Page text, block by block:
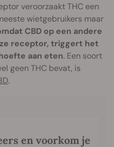
veroorzaakt THC een
wietgebruikers maar
CBD op een andere
receptor, triggert het
aan eten. Een soort
geen THC bevat, is
.
en voorkom je